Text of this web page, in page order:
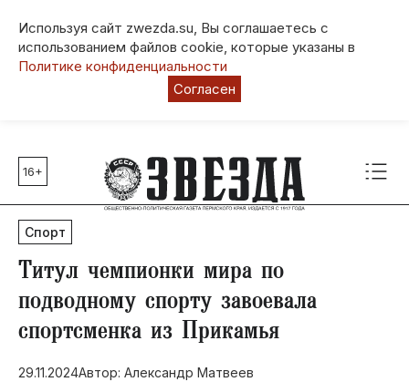
Используя сайт zwezda.su, Вы соглашаетесь с
использованием файлов cookie, которые указаны в
Политике конфиденциальности
Согласен
Главные темы
80 лет Победы
Молодежная столица РФ
СВО
Социальная поддержка
Инфраструктура
Благоустройство
16+
Спорт
Титул чемпионки мира по
подводному спорту завоевала
спортсменка из Прикамья
29.11.2024Автор: Александр Матвеев